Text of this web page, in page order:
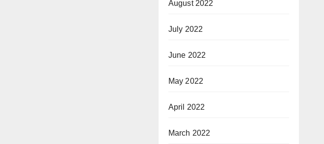
August 2022
July 2022
June 2022
May 2022
April 2022
March 2022